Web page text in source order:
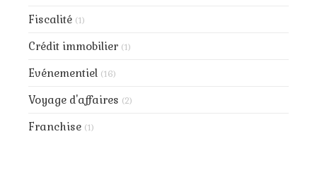
Fiscalité (1)
Crédit immobilier (1)
Evénementiel (16)
Voyage d'affaires (2)
Franchise (1)